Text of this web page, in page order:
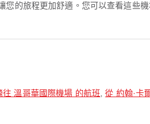
的旅程更加舒適。您可以查看這些
往 溫哥華國際機場 的航班 ,從 約翰·卡